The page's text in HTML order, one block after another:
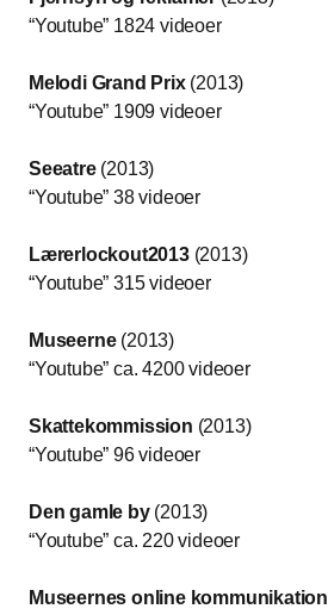
“Youtube” 1824 videoer
Melodi Grand Prix(2013)
“Youtube” 1909 videoer
Seeatre(2013)
“Youtube” 38 videoer
Lærerlockout2013(2013)
“Youtube” 315 videoer
Museerne(2013)
“Youtube” ca. 4200 videoer
Skattekommission (2013)
“Youtube” 96 videoer
Den gamle by(2013)
“Youtube” ca. 220 videoer
Museernes online kommunikation